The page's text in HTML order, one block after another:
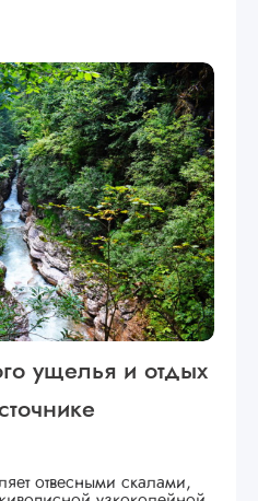
ущелья и отдых
отвесными скалами,